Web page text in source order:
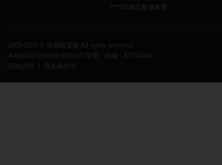
****FB綁定帳號教學